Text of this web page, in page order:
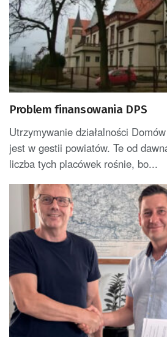
Problem finansowania DPS
Utrzymywanie działalności
jest w gestii powiatów. Te od
liczba tych placówek rośnie, bo...